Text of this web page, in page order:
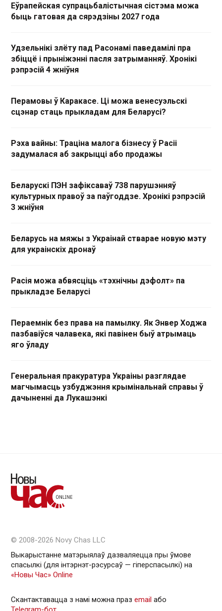
Еўрапейская супрацьбалістычная сістэма можа
быць гатовая да сярэдзіны 2027 года
Удзельнікі злёту пад Расонамі паведамілі пра
збіццё і прыніжэнні пасля затрыманняў. Хронікі
рэпрэсій 4 жніўня
Перамовы ў Каракасе. Ці можа венесуэльскі
сцэнар стаць прыкладам для Беларусі?
Рэха вайны: Траціна малога бізнесу ў Расіі
задумалася аб закрыцці або продажы
Беларускі ПЭН зафіксаваў 738 парушэнняў
культурных правоў за паўгоддзе. Хронікі рэпрэсій
3 жніўня
Беларусь на мяжы з Украінай стварае новую мэту
для украінскіх дронаў
Расія можа абвясціць «тэхнічны дэфолт» па
прыкладзе Беларусі
Пераемнік без права на памылку. Як Энвер Ходжа
пазбавіўся чалавека, які павінен быў атрымаць
яго ўладу
Генеральная пракуратура Украіны разглядае
магчымасць узбуджэння крымінальнай справы ў
дачыненні да Лукашэнкі
© 2008-2026 Novy Chas LLC
Выкарыстанне матэрыялаў дазваляецца пры ўмове
спасылкі (для інтэрнэт-рэсурсаў — гiперспасылкi) на
«Новы Час» Online
Скантактавацца з намі можна праз email або